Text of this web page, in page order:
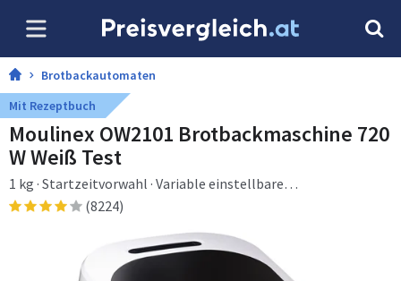
Brotbackautomaten
Mit Rezeptbuch
Moulinex OW2101 Brotbackmaschine 720
W Weiß Test
1 kg · Startzeitvorwahl · Variable einstellbare
Krustenbräunung · Warmhaltefunktion · 720 W
(8224)